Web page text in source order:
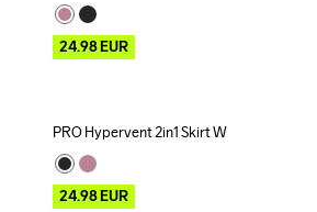
24.98EUR
Outlet
PRO Hypervent 2in1 Skirt W
24.98EUR